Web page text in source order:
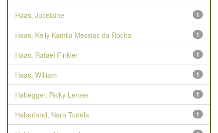
Haas, Jucelaine 1
Haas, Kelly Kamila Messias da Rocha 1
Haas, Rafael Finkler 1
Haas, William 1
Habegger, Ricky Lemes 1
Haberland, Nara Tudela 1